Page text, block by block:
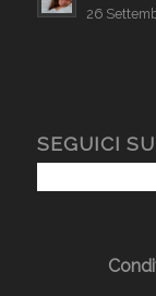
26
SEGUICI